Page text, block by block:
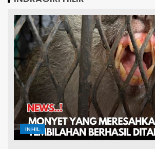
INHIL